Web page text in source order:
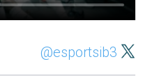
@esportsib3